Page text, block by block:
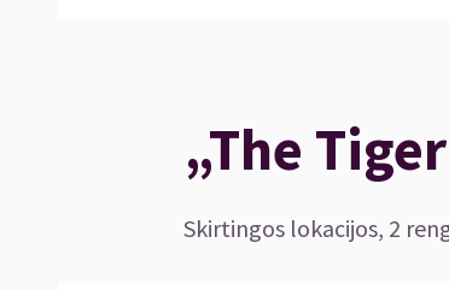
„The
Skirtingos lokacijos, 2